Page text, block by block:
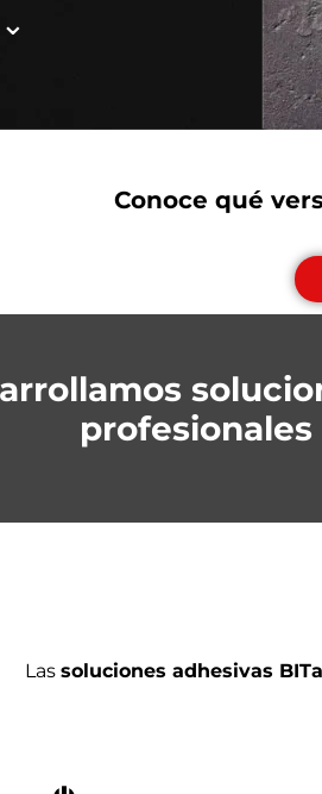
⌄
Conoce qué
profesionales
Las soluciones adhesivas